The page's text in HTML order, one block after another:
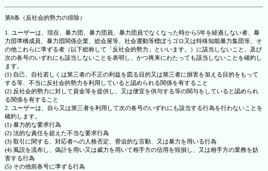
第8条（反社会的勢力の排除）
1. ユーザーは、現在、暴力団、暴力団員、暴力団員でなくなった時から5年を経過しない者、暴
力団準構成員、暴力団関係企業、総会屋等、社会運動等標ぼうゴロ又は特殊知能暴力集団等、そ
の他これらに準ずる者（以下総称して「反社会的勢力」といいます。）に該当しないこと、及び
次の各号のいずれにも該当しないことを表明し、かつ将来にわたっても該当しないことを確約し
ます。
(1) 自己、自社若しくは第三者の不正の利益を図る目的又は第三者に損害を加える目的をもって
する等、不当に反社会的勢力を利用していると認められる関係を有すること
(2) 反社会的勢力に対して資金等を提供し、又は便宜を供与する等の関与をしていると認められ
る関係を有すること
2. ユーザーは、自ら又は第三者を利用して次の各号のいずれにも該当する行為を行わないことを
確約します。
(1) 暴力的な要求行為
(2) 法的な責任を超えた不当な要求行為
(3) 取引に関する、対応者への人格否定、脅迫的な言動、又は暴力を用いる行為
(4) 風説を流布し、偽計を用い又は威力を用いて相手方の信用を毀損し、又は相手方の業務を妨
害する行為
(5) その他前各号に準ずる行為